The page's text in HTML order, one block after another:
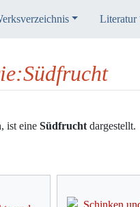
Literatur
:Südfrucht
ist eine Südfruchtdargestellt.